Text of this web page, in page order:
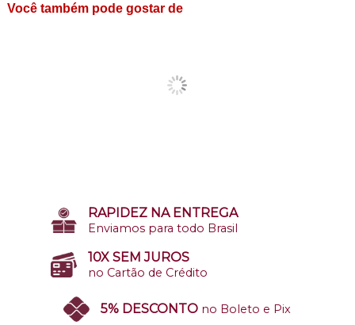
Você também pode gostar de
RAPIDEZ NA ENTREGA
Enviamos para todo Brasil
10X SEM JUROS
no Cartão de Crédito
5% DESCONTO no Boleto e Pix